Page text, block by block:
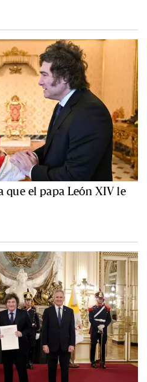
que el papa León XIV le